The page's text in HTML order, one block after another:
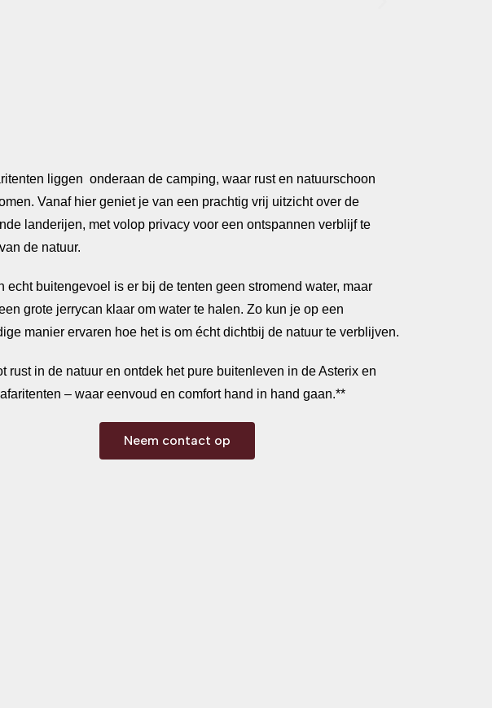
liggen onderaan de camping, waar rust en natuurschoon
Vanaf hier geniet je van een prachtig vrij uitzicht over de
landerijen, met volop privacy voor een ontspannen verblijf te
de natuur.
echt buitengevoel is er bij de tenten geen stromend water, maar
grote jerrycan klaar om water te halen. Zo kun je op een
manier ervaren hoe het is om écht dichtbij de natuur te verblijven.
rust in de natuur en ontdek het pure buitenleven in de Asterix en
– waar eenvoud en comfort hand in hand gaan.**
Neem contact op